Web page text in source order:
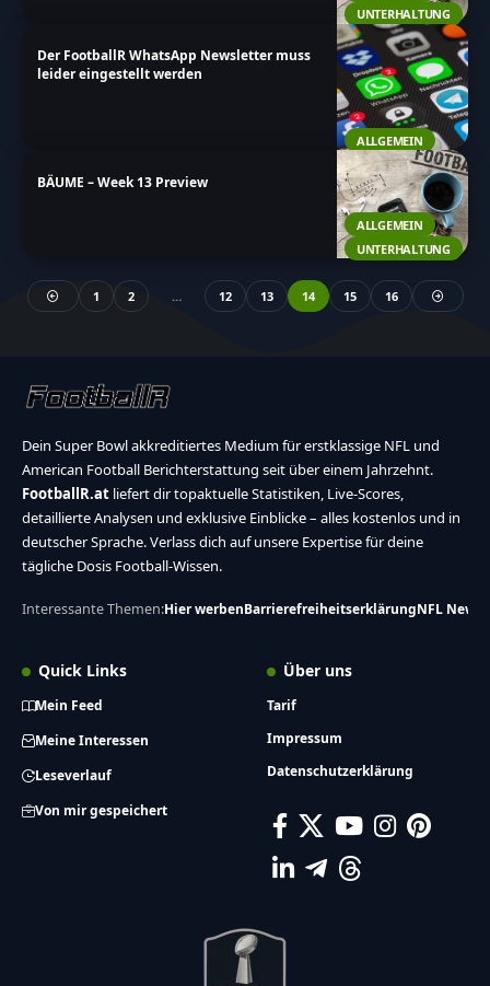
UNTERHALTUNG
ALLGEMEIN
Der FootballR WhatsApp Newsletter muss
leider eingestellt werden
ALLGEMEIN
UNTERHALTUNG
BÄUME – Week 13 Preview
1 2 … 12 13 14 15 16
Dein Super Bowl akkreditiertes Medium für erstklassige NFL und
American Football Berichterstattung seit über einem Jahrzehnt.
FootballR.at liefert dir topaktuelle Statistiken, Live-Scores,
detaillierte Analysen und exklusive Einblicke – alles kostenlos und in
deutscher Sprache. Verlass dich auf unsere Expertise für deine
tägliche Dosis Football-Wissen.
Interessante Themen:Hier werbenBarrierefreiheitserklärungNFL News
Quick Links
Mein Feed
Meine Interessen
Leseverlauf
Von mir gespeichert
Über uns
Tarif
Impressum
Datenschutzerklärung